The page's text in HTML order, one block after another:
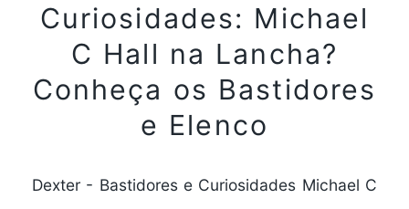
Curiosidades: Michael
C Hall na Lancha?
Conheça os Bastidores
e Elenco
Dexter - Bastidores e Curiosidades Michael C